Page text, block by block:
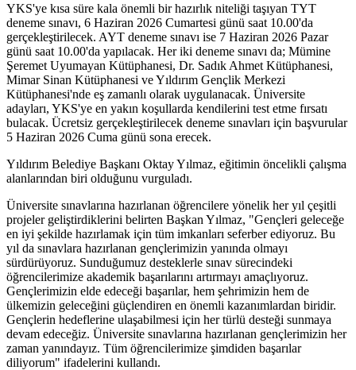
YKS'ye kısa süre kala önemli bir hazırlık niteliği taşıyan TYT
deneme sınavı, 6 Haziran 2026 Cumartesi günü saat 10.00'da
gerçekleştirilecek. AYT deneme sınavı ise 7 Haziran 2026 Pazar
günü saat 10.00'da yapılacak. Her iki deneme sınavı da; Mümine
Şeremet Uyumayan Kütüphanesi, Dr. Sadık Ahmet Kütüphanesi,
Mimar Sinan Kütüphanesi ve Yıldırım Gençlik Merkezi
Kütüphanesi'nde eş zamanlı olarak uygulanacak. Üniversite
adayları, YKS'ye en yakın koşullarda kendilerini test etme fırsatı
bulacak. Ücretsiz gerçekleştirilecek deneme sınavları için başvurular
5 Haziran 2026 Cuma günü sona erecek.
Yıldırım Belediye Başkanı Oktay Yılmaz, eğitimin öncelikli çalışma
alanlarından biri olduğunu vurguladı.
Üniversite sınavlarına hazırlanan öğrencilere yönelik her yıl çeşitli
projeler geliştirdiklerini belirten Başkan Yılmaz, "Gençleri geleceğe
en iyi şekilde hazırlamak için tüm imkanları seferber ediyoruz. Bu
yıl da sınavlara hazırlanan gençlerimizin yanında olmayı
sürdürüyoruz. Sunduğumuz desteklerle sınav sürecindeki
öğrencilerimize akademik başarılarını artırmayı amaçlıyoruz.
Gençlerimizin elde edeceği başarılar, hem şehrimizin hem de
ülkemizin geleceğini güçlendiren en önemli kazanımlardan biridir.
Gençlerin hedeflerine ulaşabilmesi için her türlü desteği sunmaya
devam edeceğiz. Üniversite sınavlarına hazırlanan gençlerimizin her
zaman yanındayız. Tüm öğrencilerimize şimdiden başarılar
diliyorum" ifadelerini kullandı.